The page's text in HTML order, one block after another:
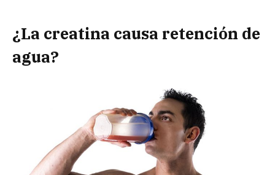
¿La creatina causa retención de
agua?